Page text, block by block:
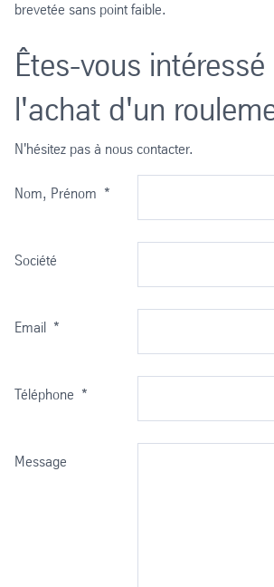
brevetée sans point faible.
Êtes-vous
l'achat d'un
N'hésitez pas à nous contacter.
Nom, Prénom *
Société
Email *
Téléphone *
Message